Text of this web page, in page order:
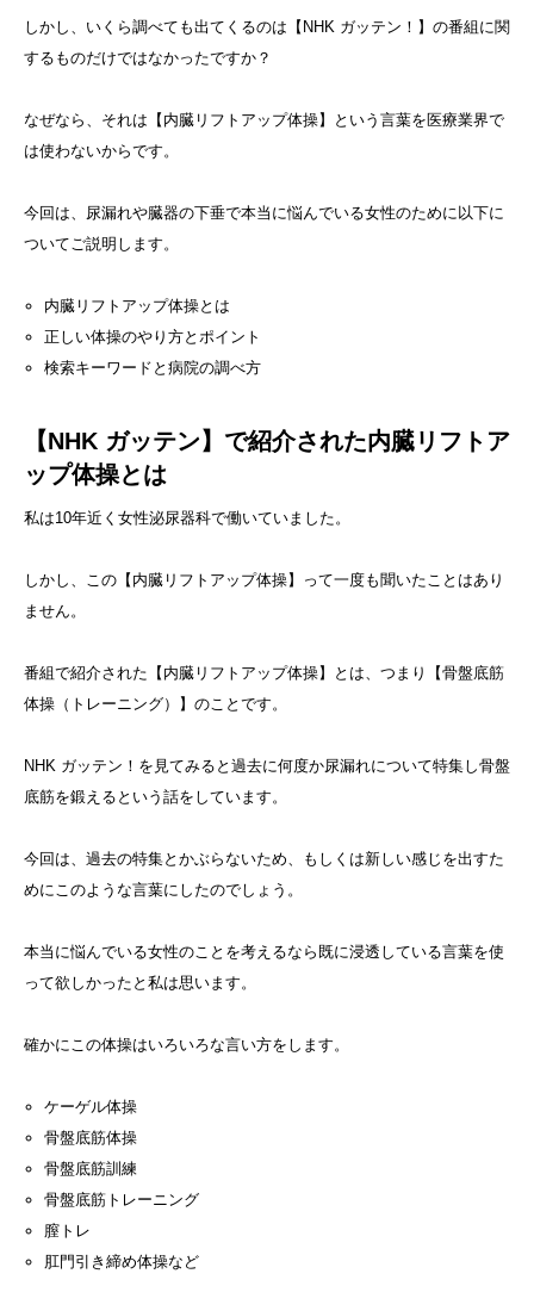
しかし、いくら調べても出てくるのは【NHK ガッテン！】の番組に関
するものだけではなかったですか？
なぜなら、それは【内臓リフトアップ体操】という言葉を医療業界で
は使わないからです。
今回は、尿漏れや臓器の下垂で本当に悩んでいる女性のために以下に
ついてご説明します。
内臓リフトアップ体操とは
正しい体操のやり方とポイント
検索キーワードと病院の調べ方
【NHK ガッテン】で紹介された内臓リフトア
ップ体操とは
私は10年近く女性泌尿器科で働いていました。
しかし、この【内臓リフトアップ体操】って一度も聞いたことはあり
ません。
番組で紹介された【内臓リフトアップ体操】とは、つまり【骨盤底筋
体操（トレーニング）】のことです。
NHK ガッテン！を見てみると過去に何度か尿漏れについて特集し骨盤
底筋を鍛えるという話をしています。
今回は、過去の特集とかぶらないため、もしくは新しい感じを出すた
めにこのような言葉にしたのでしょう。
本当に悩んでいる女性のことを考えるなら既に浸透している言葉を使
って欲しかったと私は思います。
確かにこの体操はいろいろな言い方をします。
ケーゲル体操
骨盤底筋体操
骨盤底筋訓練
骨盤底筋トレーニング
膣トレ
肛門引き締め体操など